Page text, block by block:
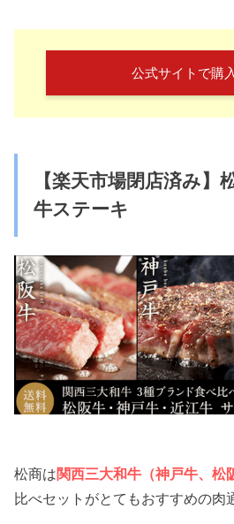
公式サイトで購
【楽天市場閉店済み】
牛ステーキ
松商は関西三大和牛（神戸牛、松
比べセットがとてもおすすめの肉